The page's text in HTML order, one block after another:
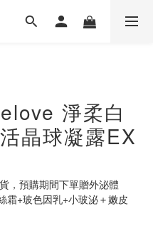
淨柔白
晶球凝露EX
，預購期間下單贈外泌體
霜+玻色因乳+小玻泌＋嫩皮